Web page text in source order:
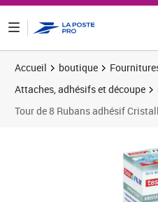
Accueil boutique
Attaches, adhésifs et découpe
Tour de 8 Rubans adhésif